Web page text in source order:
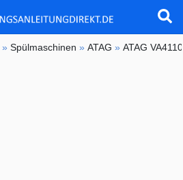
»Spülmaschinen »ATAG »ATAG